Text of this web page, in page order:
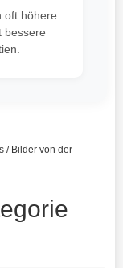
oft höhere
bessere
/ Bilder von der